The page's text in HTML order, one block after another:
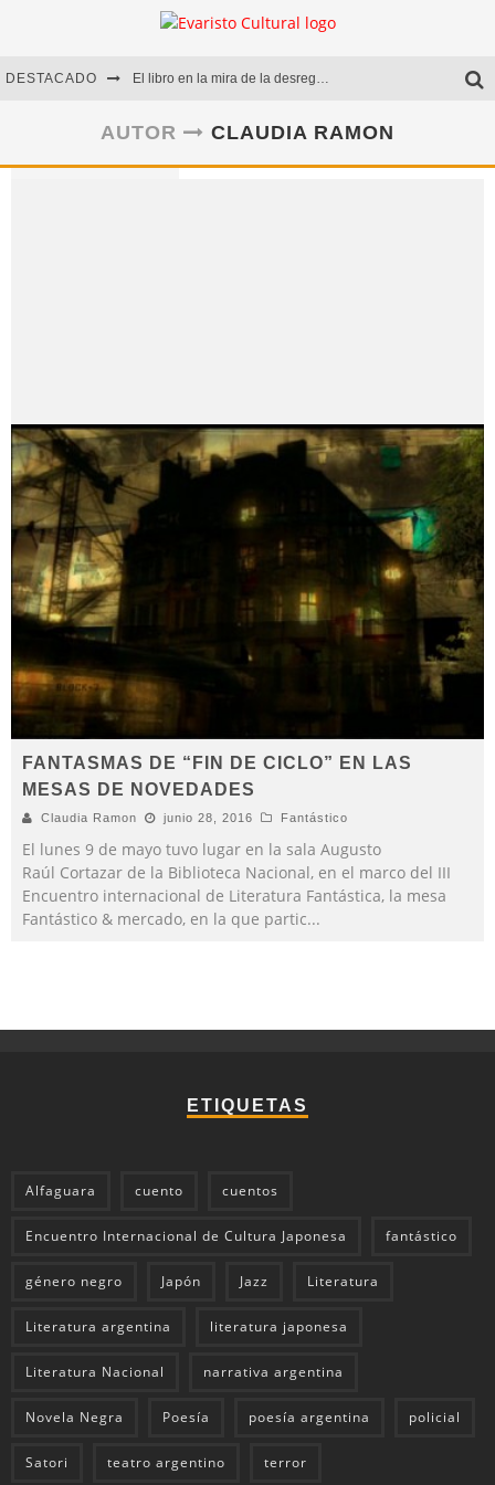
DESTACADO El libro en la mira de la desregulación
Marcelo Rubio | El llovedor
Diego Meret | Hotel Acapulco
AUTOR CLAUDIA RAMON
FANTASMAS DE “FIN DE CICLO” EN LAS
MESAS DE NOVEDADES
Claudia Ramon junio 28, 2016 Fantástico
El lunes 9 de mayo tuvo lugar en la sala Augusto
Raúl Cortazar de la Biblioteca Nacional, en el marco del III
Encuentro internacional de Literatura Fantástica, la mesa
Fantástico & mercado, en la que partic...
ETIQUETAS
Alfaguara cuento cuentos
Encuentro Internacional de Cultura Japonesa fantástico
género negro Japón Jazz Literatura
Literatura argentina literatura japonesa
Literatura Nacional narrativa argentina
Novela Negra Poesía poesía argentina policial
Satori teatro argentino terror